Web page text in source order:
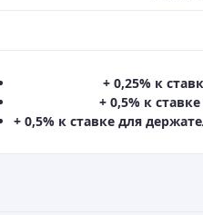
+ 0,25% к
+ 0,5% к
+ 0,5% к ставке для